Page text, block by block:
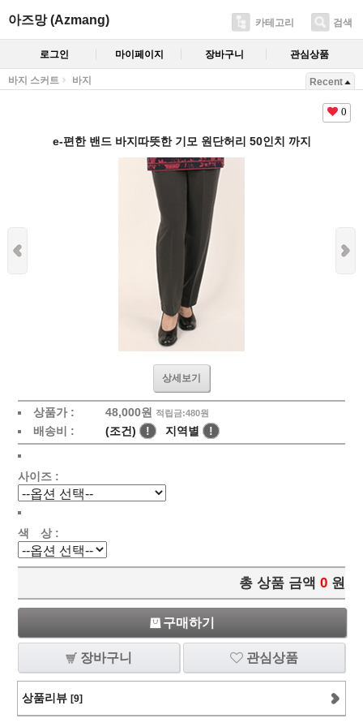
아즈망 (Azmang) 카테고리 검색
로그인 마이페이지 장바구니 관심상품
바지 스커트 바지 Recent
0
e-편한 밴드 바지따뜻한 기모 원단허리 50인치 까지
상세보기
상품가 : 48,000원 적립금:480원
배송비 : (조건) ! 지역별 !
사이즈 :
색 상 :
총 상품 금액 0 원
구매하기
장바구니 관심상품
상품리뷰 [9]